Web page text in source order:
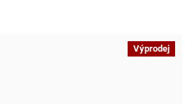
Výprodej